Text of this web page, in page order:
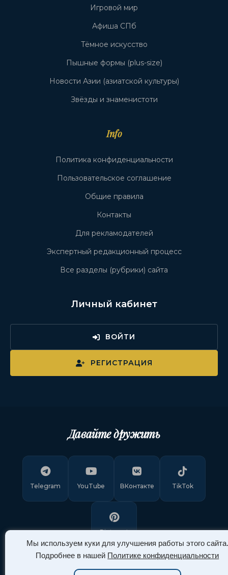
Мы используем куки для улучшения работы этого сайта.
Подробнее в нашей Политике конфиденциальности
Игровой мир
Афиша СПб
Тёмное искусство
Пышные формы (plus-size)
Новости Азии (азиатской культуры)
Звёзды и знаменистоти
Info
Политика конфиденциальности
Пользовательское соглашение
Общие правила
Контакты
Для рекламодателей
Экспертный редакционный процесс
Все разделы (рубрики) сайта
Личный кабинет
ВОЙТИ
РЕГИСТРАЦИЯ
Давайте дружить
Telegram YouTube ВКонтакте TikTok
Pinterest